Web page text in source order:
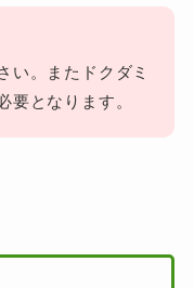
い。またドクダミ
要となります。